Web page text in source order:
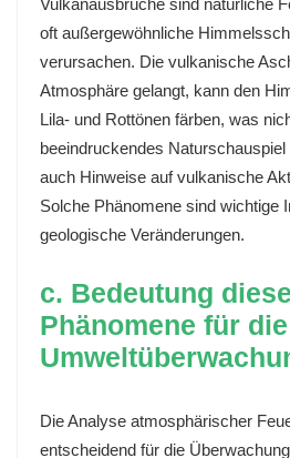
Vulkanausbrüche sind natürliche
oft außergewöhnliche
verursachen. Die vulkanische
Atmosphäre gelangt, kann den
Lila- und Rottönen färben, was
beeindruckendes
auch Hinweise auf vulkanische
Solche Phänomene sind wichtige
geologische Veränderungen.
c. Bedeutung
Phänomene für
Die Analyse atmosphärischer
entscheidend für die